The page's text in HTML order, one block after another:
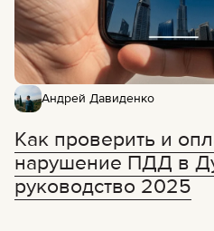
Андрей Давиденко
Как проверить и
нарушение ПДД в
руководство 2025